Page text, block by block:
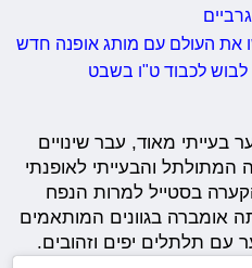
את העולם עם מותג אופנה חדש
לבוש לכבוד ט"ו בשבט
בעייתי מאוד, עבר שינויים
והבעייתי לאופנתי
בסטייל למרות הנפח
אומברה בגוונים המותאמים
עם תלתלים יפים וזהובים.